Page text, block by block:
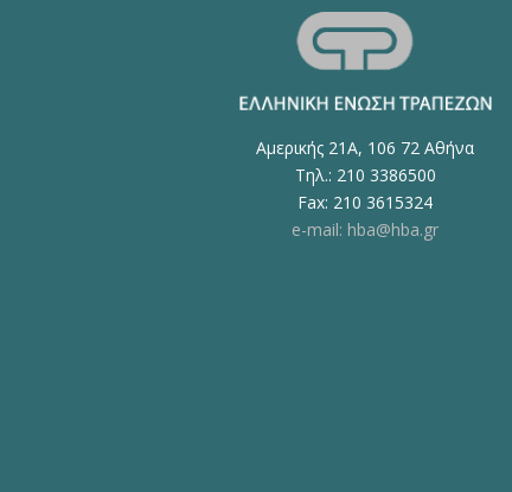
Αμερικής 21Α, 106 72 Αθήνα
Τηλ.: 210 3386500
Fax: 210 3615324
e-mail: hba@hba.gr